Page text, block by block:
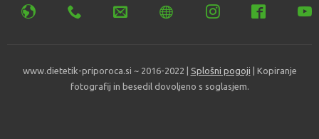
www.dietetik-priporoca.si ~ 2016-2022 | Splošni pogoji | Kopiranje
fotografij in besedil dovoljeno s soglasjem.